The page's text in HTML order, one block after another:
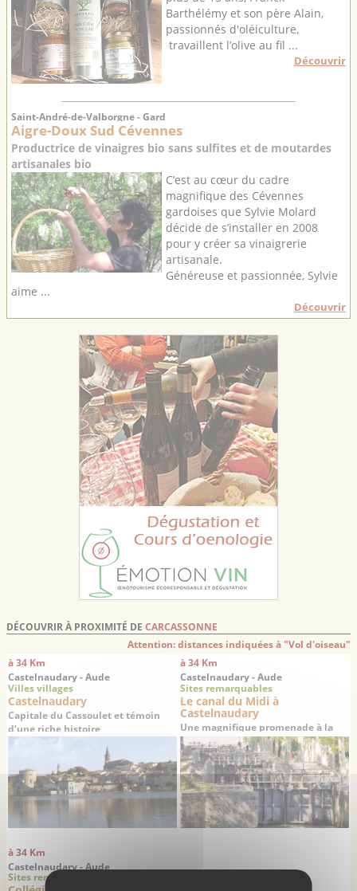
Barthélémy et son père Alain,
passionnés d'oléiculture,
travaillent l’olive au fil ...
Découvrir
Saint-André-de-Valborgne - Gard
Aigre-Doux Sud Cévennes
Productrice de vinaigres bio sans sulfites et de moutardes
artisanales bio
C’est au cœur du cadre
magnifique des Cévennes
gardoises que Sylvie Molard
décide de s’installer en 2008
pour y créer sa vinaigrerie
artisanale.
Généreuse et passionnée, Sylvie
aime ...
Découvrir
DÉCOUVRIR À PROXIMITÉ DE CARCASSONNE
Attention: distances indiquées à "Vol d'oiseau"
à 34 Km
Castelnaudary - Aude
Villes villages
Castelnaudary
Capitale du Cassoulet et témoin
d’une riche histoire
à 34 Km
Castelnaudary - Aude
Sites remarquables
Le canal du Midi à
Castelnaudary
Une magnifique promenade à la
découverte du Grand-Bassin et de
l’écluse Saint-Roch
à 34 Km
Castelnaudary - Aude
Sites remarquables